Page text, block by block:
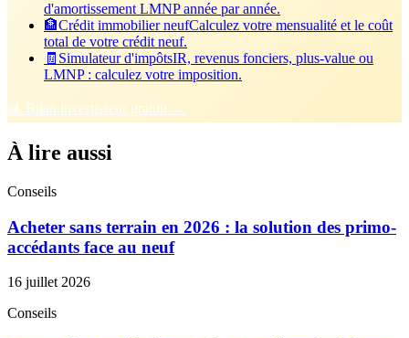
d'amortissement LMNP année par année.
🏦Crédit immobilier neufCalculez votre mensualité et le coût
total de votre crédit neuf.
🧾 Simulateur d'impôtsIR, revenus fonciers, plus-value ou
LMNP : calculez votre imposition.
📊 Bilan investisseur gratuit →
À lire aussi
Conseils
Acheter sans terrain en 2026 : la solution des primo-
accédants face au neuf
16 juillet 2026
Conseils